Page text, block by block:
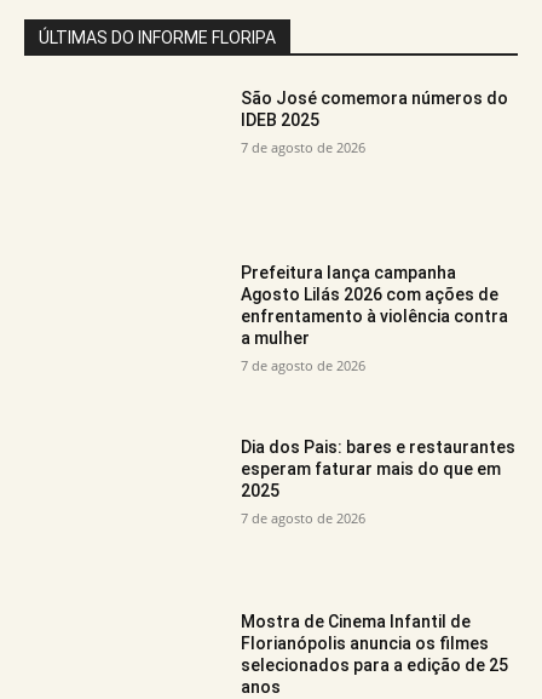
ÚLTIMAS DO INFORME FLORIPA
São José comemora números do
IDEB 2025
7 de agosto de 2026
Prefeitura lança campanha
Agosto Lilás 2026 com ações de
enfrentamento à violência contra
a mulher
7 de agosto de 2026
Dia dos Pais: bares e restaurantes
esperam faturar mais do que em
2025
7 de agosto de 2026
Mostra de Cinema Infantil de
Florianópolis anuncia os filmes
selecionados para a edição de 25
anos